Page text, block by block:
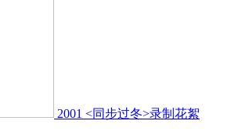
2001 <同步过冬>录制花絮